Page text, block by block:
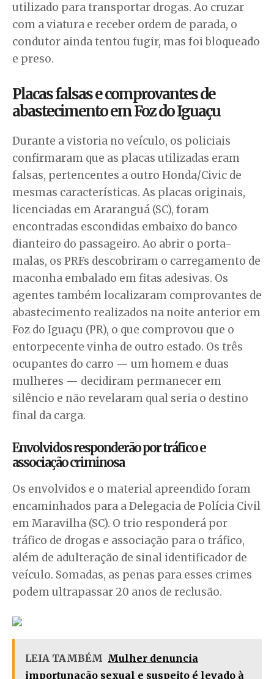
utilizado para transportar drogas. Ao cruzar
com a viatura e receber ordem de parada, o
condutor ainda tentou fugir, mas foi bloqueado
e preso.
Placas falsas e comprovantes de
abastecimento em Foz do Iguaçu
Durante a vistoria no veículo, os policiais
confirmaram que as placas utilizadas eram
falsas, pertencentes a outro Honda/Civic de
mesmas características. As placas originais,
licenciadas em Araranguá (SC), foram
encontradas escondidas embaixo do banco
dianteiro do passageiro. Ao abrir o porta-
malas, os PRFs descobriram o carregamento de
maconha embalado em fitas adesivas. Os
agentes também localizaram comprovantes de
abastecimento realizados na noite anterior em
Foz do Iguaçu (PR), o que comprovou que o
entorpecente vinha de outro estado. Os três
ocupantes do carro — um homem e duas
mulheres — decidiram permanecer em
silêncio e não revelaram qual seria o destino
final da carga.
Envolvidos responderão por tráfico e
associação criminosa
Os envolvidos e o material apreendido foram
encaminhados para a Delegacia de Polícia Civil
em Maravilha (SC). O trio responderá por
tráfico de drogas e associação para o tráfico,
além de adulteração de sinal identificador de
veículo. Somadas, as penas para esses crimes
podem ultrapassar 20 anos de reclusão.
LEIA TAMBÉM Mulher denuncia
importunação sexual e suspeito é levado à